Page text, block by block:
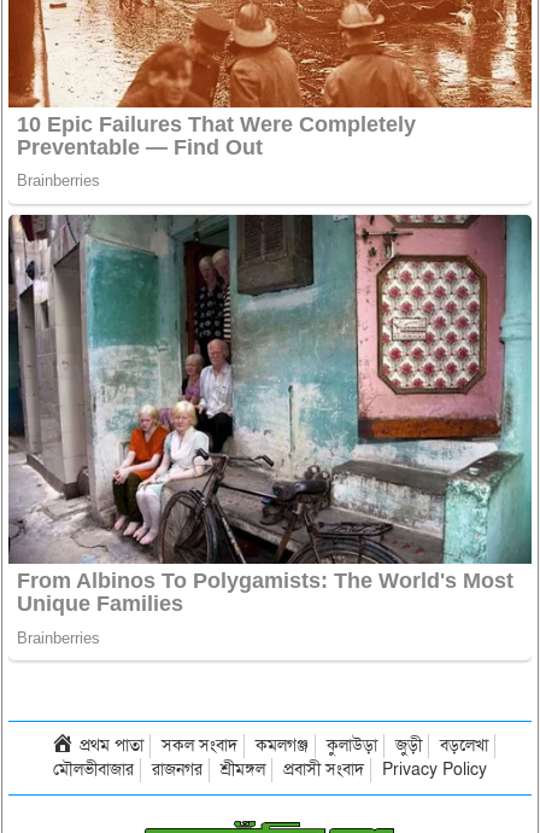
প্রথম পাতা সকল সংবাদ কমলগঞ্জ কুলাউড়া জুড়ী
বড়লেখা
মৌলভীবাজার
রাজনগর শ্রীমঙ্গল প্রবাসী সংবাদ Privacy Policy